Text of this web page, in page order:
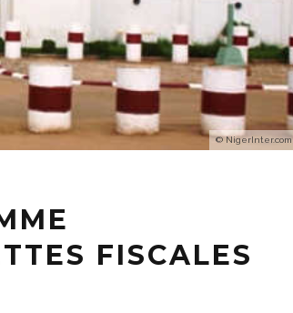
© NigerInter.com
FISCALES